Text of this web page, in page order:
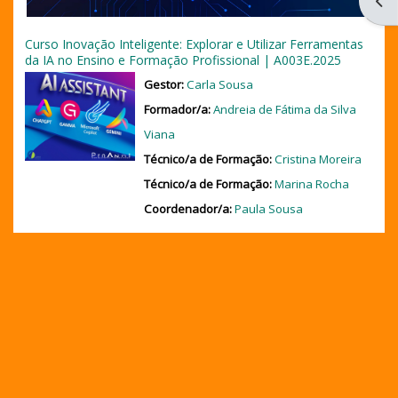
Curso Inovação Inteligente: Explorar e Utilizar Ferramentas
da IA no Ensino e Formação Profissional | A003E.2025
Gestor:Carla Sousa
Formador/a:Andreia de Fátima da Silva
Viana
Técnico/a de Formação:Cristina Moreira
Técnico/a de Formação:Marina Rocha
Coordenador/a:Paula Sousa